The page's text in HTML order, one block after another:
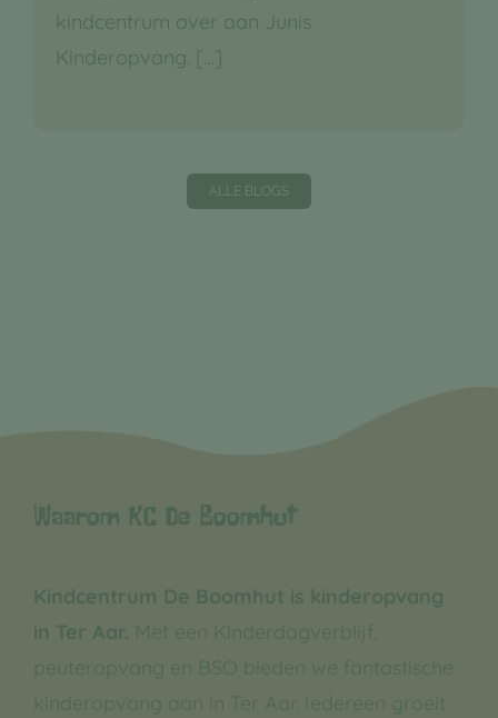
kindcentrum over aan Junis
Kinderopvang. […]
ALLE BLOGS
Waarom KC De Boomhut
Kindcentrum De Boomhut is kinderopvang
in Ter Aar. Met een Kinderdagverblijf,
peuteropvang en BSO bieden we fantastische
kinderopvang aan in Ter Aar. Iedereen groeit